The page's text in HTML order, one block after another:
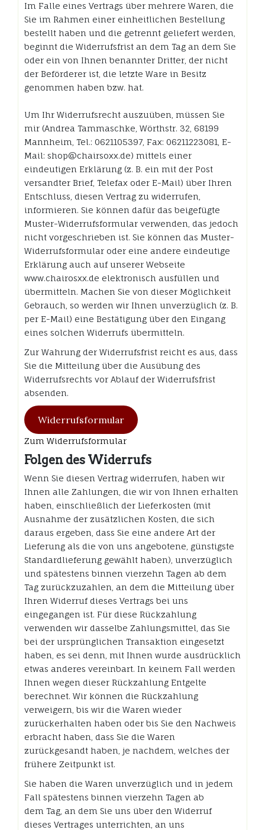
Im Falle eines Vertrags über mehrere Waren, die
Sie im Rahmen einer einheitlichen Bestellung
bestellt haben und die getrennt geliefert werden,
beginnt die Widerrufsfrist an dem Tag an dem Sie
oder ein von Ihnen benannter Dritter, der nicht
der Beförderer ist, die letzte Ware in Besitz
genommen haben bzw. hat.
Um Ihr Widerrufsrecht auszuüben, müssen Sie
mir (Andrea Tammaschke, Wörthstr. 32, 68199
Mannheim, Tel.: 0621105397, Fax: 06211223081, E-
Mail: shop@chairsoxx.de) mittels einer
eindeutigen Erklärung (z. B. ein mit der Post
versandter Brief, Telefax oder E-Mail) über Ihren
Entschluss, diesen Vertrag zu widerrufen,
informieren. Sie können dafür das beigefügte
Muster-Widerrufsformular verwenden, das jedoch
nicht vorgeschrieben ist. Sie können das Muster-
Widerrufsformular oder eine andere eindeutige
Erklärung auch auf unserer Webseite
www.chairosxx.de elektronisch ausfüllen und
übermitteln. Machen Sie von dieser Möglichkeit
Gebrauch, so werden wir Ihnen unverzüglich (z. B.
per E-Mail) eine Bestätigung über den Eingang
eines solchen Widerrufs übermitteln.
Zur Wahrung der Widerrufsfrist reicht es aus, dass
Sie die Mitteilung über die Ausübung des
Widerrufsrechts vor Ablauf der Widerrufsfrist
absenden.
Widerrufsformular
Zum Widerrufsformular
Folgen des Widerrufs
Wenn Sie diesen Vertrag widerrufen, haben wir
Ihnen alle Zahlungen, die wir von Ihnen erhalten
haben, einschließlich der Lieferkosten (mit
Ausnahme der zusätzlichen Kosten, die sich
daraus ergeben, dass Sie eine andere Art der
Lieferung als die von uns angebotene, günstigste
Standardlieferung gewählt haben), unverzüglich
und spätestens binnen vierzehn Tagen ab dem
Tag zurückzuzahlen, an dem die Mitteilung über
Ihren Widerruf dieses Vertrags bei uns
eingegangen ist. Für diese Rückzahlung
verwenden wir dasselbe Zahlungsmittel, das Sie
bei der ursprünglichen Transaktion eingesetzt
haben, es sei denn, mit Ihnen wurde ausdrücklich
etwas anderes vereinbart. In keinem Fall werden
Ihnen wegen dieser Rückzahlung Entgelte
berechnet. Wir können die Rückzahlung
verweigern, bis wir die Waren wieder
zurückerhalten haben oder bis Sie den Nachweis
erbracht haben, dass Sie die Waren
zurückgesandt haben, je nachdem, welches der
frühere Zeitpunkt ist.
Sie haben die Waren unverzüglich und in jedem
Fall spätestens binnen vierzehn Tagen ab
dem Tag, an dem Sie uns über den Widerruf
dieses Vertrages unterrichten, an uns